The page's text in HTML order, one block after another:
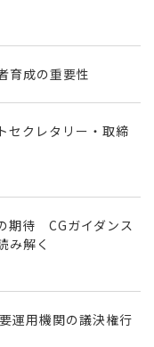
育成の重要性
セクレタリー・取締
期待 CGガイダンス
み解く
運用機関の議決権行